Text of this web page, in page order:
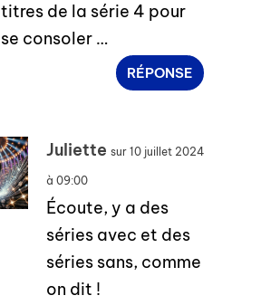
titres de la série 4 pour
se consoler …
RÉPONSE
Juliette sur 10 juillet 2024
à 09:00
Écoute, y a des
séries avec et des
séries sans, comme
on dit !